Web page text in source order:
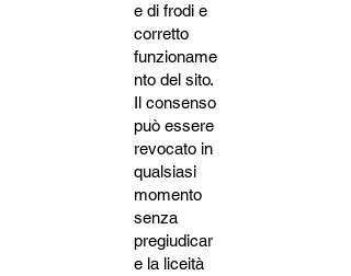
e di frodi e
corretto
funzioname
nto del sito.
Il consenso
può essere
revocato in
qualsiasi
momento
senza
pregiudicar
e la liceità